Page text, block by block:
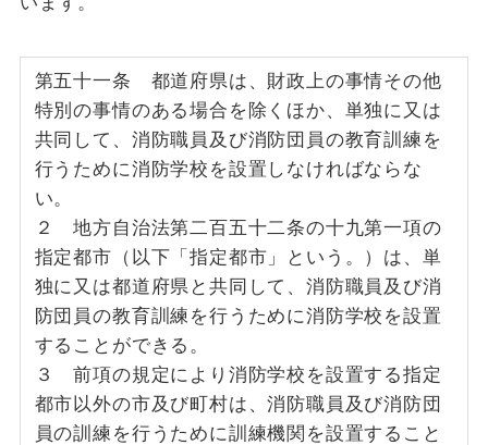
第五十一条 都道府県は、財政上の事情その他
特別の事情のある場合を除くほか、単独に又は
共同して、消防職員及び消防団員の教育訓練を
行うために消防学校を設置しなければならな
い。
２ 地方自治法第二百五十二条の十九第一項の
指定都市（以下「指定都市」という。）は、単
独に又は都道府県と共同して、消防職員及び消
防団員の教育訓練を行うために消防学校を設置
することができる。
３ 前項の規定により消防学校を設置する指定
都市以外の市及び町村は、消防職員及び消防団
員の訓練を行うために訓練機関を設置すること